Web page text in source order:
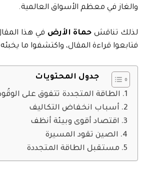
والغاز في معظم الأسواق العالمية.
لذلك تناقش حماة الأرض في هذا
فتابعوا قراءة المقال، واكتشفوا ما
جدول المحتويات
الطاقة المتجددة تتفوق على
أسباب انخفاض التكاليف
اقتصاد أقوى وبيئة أنظف
الصين تقود المسيرة
مستقبل الطاقة المتجددة